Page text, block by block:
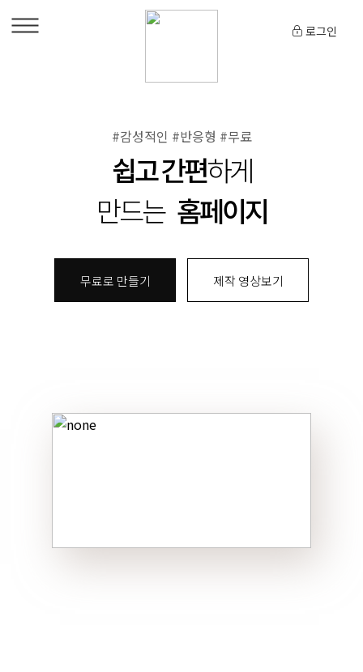
로그인
#감성적인 #반응형 #무료
쉽고 간편하게
만드는 홈페이지
무료로 만들기 제작 영상보기